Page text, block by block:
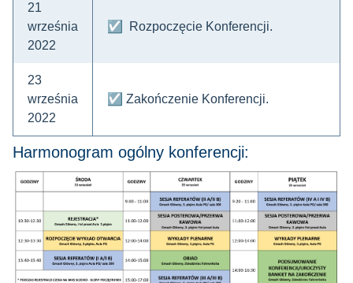
21
września
2022
☑ Rozpoczęcie Konferencji.
23
września
2022
☑ Zakończenie Konferencji.
Harmonogram ogólny konferencji: